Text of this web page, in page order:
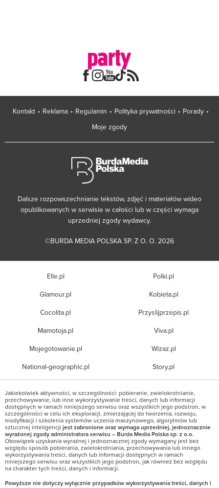
Kontakt Reklama Regulamin Polityka prywatności
Porady
Moje zgody
Dalsze rozpowszechnianie tekstów, zdjęć i materiałów wideo
opublikowanych w serwisie w całości lub w części wymaga
uprzedniej zgody wydawcy.
©BURDA MEDIA POLSKA SP. Z O. O. 2026
Elle.pl
Glamour.pl
Cocolita.pl
Mamotoja.pl
Mojegotowanie.pl
National-geographic.pl
Polki.pl
Kobieta.pl
Przyslijprzepis.pl
Viva.pl
Wizaz.pl
Story.pl
Jakiekolwiek aktywności, w szczególności: pobieranie, zwielokrotnianie,
przechowywanie, lub inne wykorzystywanie treści, danych lub informacji
dostępnych w ramach niniejszego serwisu oraz wszystkich jego podstron, w
szczególności w celu ich eksploracji, zmierzającej do tworzenia, rozwoju,
modyfikacji i szkolenia systemów uczenia maszynowego, algorytmów lub
sztucznej inteligencji jest zabronione oraz wymaga uprzedniej, jednoznacznie
wyrażonej zgody administratora serwisu – Burda Media Polska sp. z o.o.
Obowiązek uzyskania wyraźnej i jednoznacznej zgody wymagany jest bez
względu sposób pobierania, zwielokrotniania, przechowywania lub innego
wykorzystywania treści, danych lub informacji dostępnych w ramach
niniejszego serwisu oraz wszystkich jego podstron, jak również bez względu
na charakter tych treści, danych i informacji.
Powyższe nie dotyczy wyłącznie przypadków wykorzystywania treści, danych i